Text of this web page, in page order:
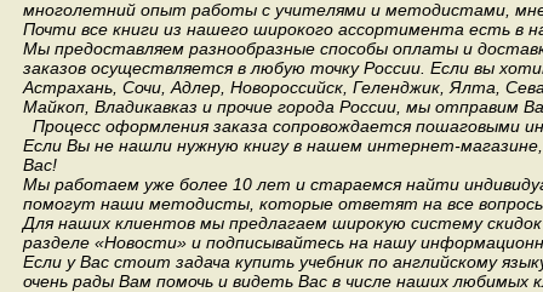
многолетний опыт работы с учителями и методистами,
Почти все книги из нашего широкого ассортимента есть в
Мы предоставляем разнообразные способы оплаты и
заказов осуществляется в любую точку России. Если вы
Астрахань, Сочи, Адлер, Новороссийск, Геленджик, Ялта,
Майкоп, Владикавказ и прочие города России, мы отправим
Процесс оформления заказа сопровождается пошаговыми
Если Вы не нашли нужную книгу в нашем интернет-
Вас!
Мы работаем уже более 10 лет и стараемся найти
помогут наши методисты, которые ответят на все
Для наших клиентов мы предлагаем широкую систему
разделе «Новости» и подписывайтесь на нашу
Если у Вас стоит задача купить учебник по английскому
очень рады Вам помочь и видеть Вас в числе наших любимых